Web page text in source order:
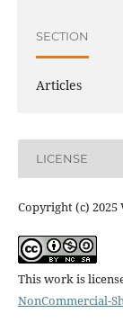
SECTION
Articles
LICENSE
Copyright (c)
This work is
NonCommercial-